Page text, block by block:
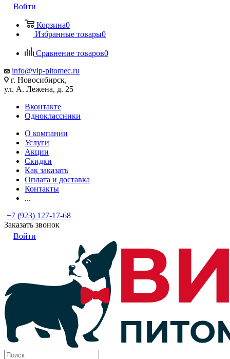
Войти
Корзина0
Избранные товары0
Сравнение товаров0
info@vip-pitomec.ru
г. Новосибирск,
ул. А. Лежена, д. 25
Вконтакте
Одноклассники
О компании
Услуги
Акции
Скидки
Как заказать
Оплата и доставка
Контакты
...
+7 (923) 127-17-68
Заказать звонок
Войти